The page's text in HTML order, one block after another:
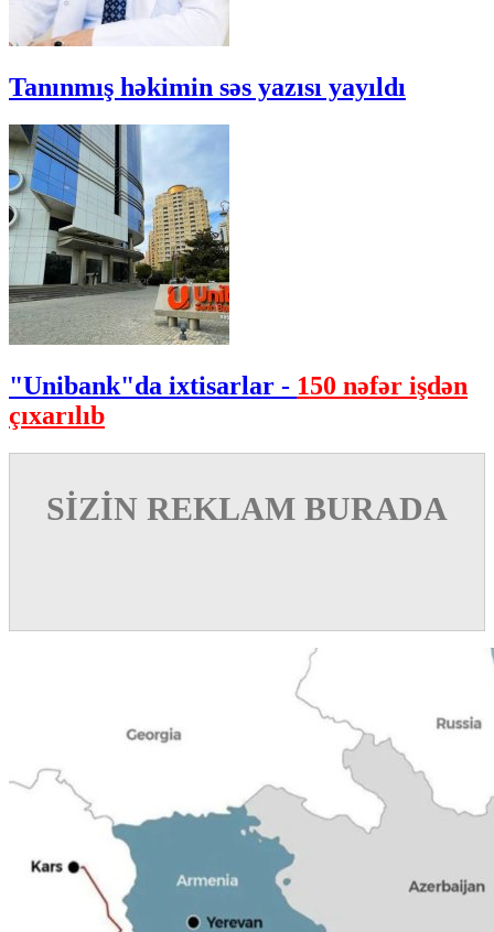
Tanınmış həkimin səs yazısı yayıldı
"Unibank"da ixtisarlar - 150 nəfər işdən
çıxarılıb
SİZİN REKLAM BURADA